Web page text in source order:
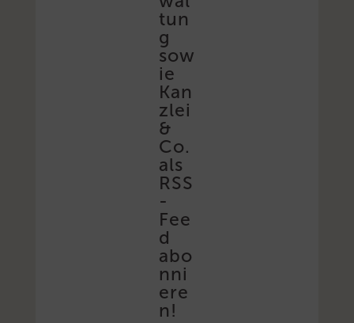
tun
g
sow
ie
Kan
zlei
&
Co.
als
RSS
-
Fee
d
abo
nni
ere
n!